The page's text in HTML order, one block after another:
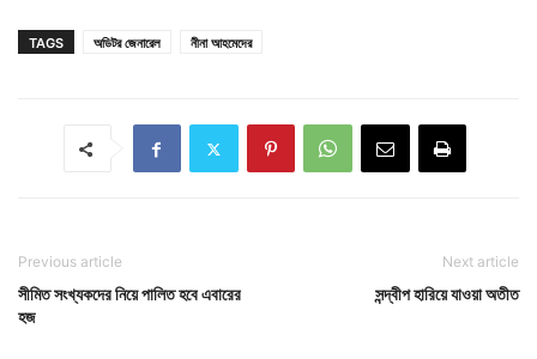
TAGS অডিটর জেনারেল নীনা আহমেদের
Previous article
সীমিত সংখ্যকদের নিয়ে পালিত হবে এবারের
হজ
Next article
সন্দ্বীপ হারিয়ে যাওয়া অতীত